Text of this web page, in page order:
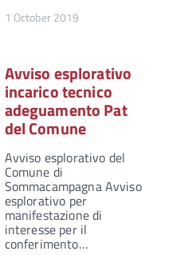
1 October 2019
Avviso esplorativo
incarico tecnico
adeguamento Pat
del Comune
Avviso esplorativo del
Comune di
Sommacampagna Avviso
esplorativo per
manifestazione di
interesse per il
conferimento…